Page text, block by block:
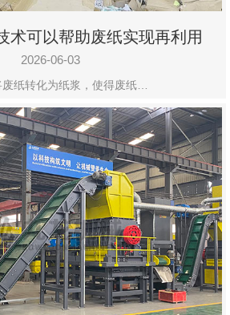
术可以帮助废纸实现再利用
2026-06-03
纸转化为纸浆，使得废纸…